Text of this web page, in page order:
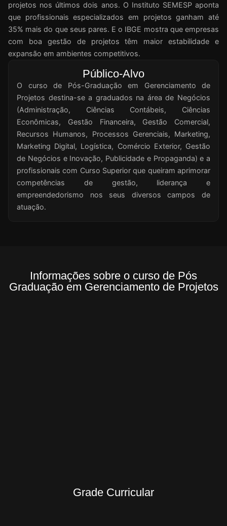
projetos nos últimos dois anos. O Instituto SEMESP aponta
que profissionais especializados em projetos ganham até
35% mais do que seus pares. E o IBGE mostra que empresas
com boa gestão de projetos têm maior estabilidade e
expansão em ambientes competitivos.
Público-Alvo
O curso de Pós-Graduação em Gerenciamento de
Projetos destina-se a graduados na área de Negócios
(Administração, Ciências Contábeis, Ciências
Econômicas, Gestão Financeira, Gestão Comercial,
Recursos Humanos, Processos Gerenciais, Marketing,
Marketing Digital, Logística, Comércio Exterior, Gestão
de Negócios e Inovação, Publicidade e Propaganda) e a
profissionais com Curso Superior que queiram aprimorar
competências de gestão, liderança e
empreendedorismo nos seus diversos campos de
atuação.
Informações sobre o curso de Pós
Graduação em Gerenciamento de Projetos
Grade Curricular